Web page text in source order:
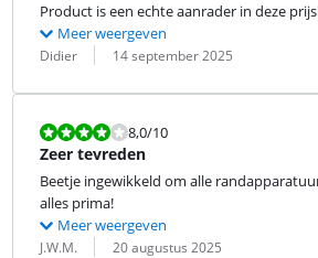
Product is een echte aanrader in deze
Meer weergeven
Beoordeling door:
Didier
Datum: 14 september 2025
Beoordeling is 8,0 van de 10.
8,0/10
Zeer tevreden
Beetje ingewikkeld om alle
alles prima!
Meer weergeven
Beoordeling door:
J.W.M.
Datum: 20 augustus 2025